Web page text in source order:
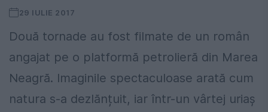
29 IULIE 2017
Două tornade au fost filmate de un român
angajat pe o platformă petrolieră din Marea
Neagră. Imaginile spectaculoase arată cum
natura s-a dezlănțuit, iar într-un vârtej uriaș